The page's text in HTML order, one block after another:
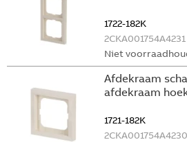
1722-182K
2CKA001754A4231
Niet
Afdekraam
afdekraam
1721-182K
2CKA001754A4230